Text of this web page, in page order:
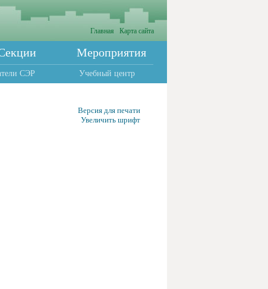
Главная Карта сайта
Мероприятия
СЭР Учебный центр
Версия для печати
Увеличить шрифт